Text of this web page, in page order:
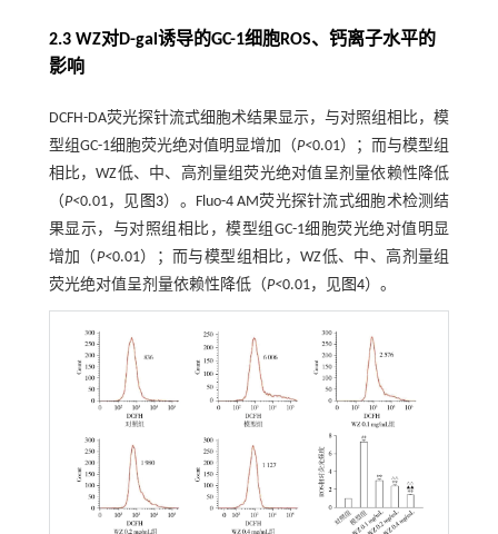
2.3 WZ对D-gal诱导的GC-1细胞ROS、钙离子水平的
影响
DCFH-DA荧光探针流式细胞术结果显示，与对照组相比，模
型组GC-1细胞荧光绝对值明显增加（P<0.01）；而与模型组
相比，WZ低、中、高剂量组荧光绝对值呈剂量依赖性降低
（P<0.01，见 图3）。Fluo-4 AM荧光探针流式细胞术检测结
果显示，与对照组相比，模型组GC-1细胞荧光绝对值明显
增加（P<0.01）；而与模型组相比，WZ低、中、高剂量组
荧光绝对值呈剂量依赖性降低（P<0.01，见图4）。